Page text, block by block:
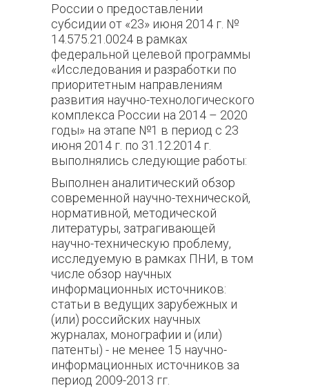
России о предоставлении
субсидии от «23» июня 2014 г. №
14.575.21.0024 в рамках
федеральной целевой программы
«Исследования и разработки по
приоритетным направлениям
развития научно-технологического
комплекса России на 2014 – 2020
годы» на этапе №1 в период с 23
июня 2014 г. по 31.12.2014 г.
выполнялись следующие работы:
Выполнен аналитический обзор
современной научно-технической,
нормативной, методической
литературы, затрагивающей
научно-техническую проблему,
исследуемую в рамках ПНИ, в том
числе обзор научных
информационных источников:
статьи в ведущих зарубежных и
(или) российских научных
журналах, монографии и (или)
патенты) - не менее 15 научно-
информационных источников за
период 2009-2013 гг.